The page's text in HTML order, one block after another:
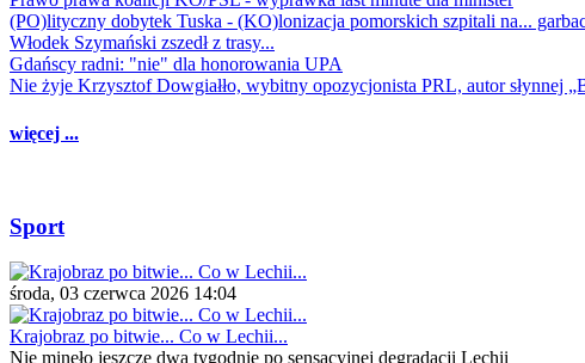
(PO)lityczny dobytek Tuska - (KO)lonizacja pomorskich szpitali na...
Włodek Szymański zszedł z trasy...
Gdańscy radni: "nie" dla honorowania UPA
Nie żyje Krzysztof Dowgiałło, wybitny opozycjonista PRL, autor słynnej
więcej ...
Sport
środa, 03 czerwca 2026 14:04
Krajobraz po bitwie... Co w Lechii...
Nie minęło jeszcze dwa tygodnie po sensacyjnej degradacji Lechii